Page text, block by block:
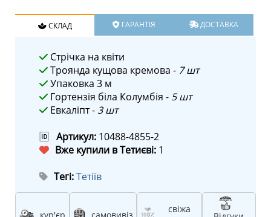
СКЛАД ГАРАНТІЯ ДОСТАВКА
Стрічка на квіти
Троянда кущова кремова - 7 шт
Упаковка 3 м
Гортензія біла Колумбія - 5 шт
Евкаліпт - 3 шт
🆔 Артикул: 10488-4855-2
Вже купили в Тетиєві: 1
Тегі:Тетіїв
свіжа